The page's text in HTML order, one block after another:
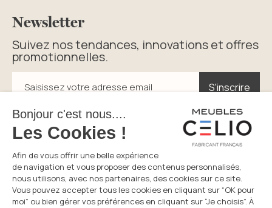
Newsletter
Suivez nos tendances, innovations et offres
promotionnelles.
Saisissez votre adresse email S'inscrire
S'inscrire
En cliquant sur s’inscrire vous acceptez la politique de
confidentialité.